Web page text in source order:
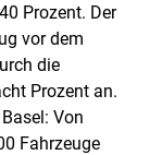
Prozent. Der
vor dem
die
Prozent an.
Von
Fahrzeuge